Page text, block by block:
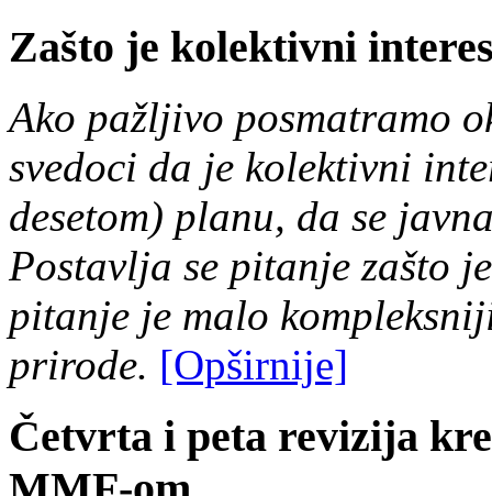
Zašto je kolektivni
Ako pažljivo posmatramo
svedoci da je kolektivni
desetom) planu, da se
Postavlja se pitanje zašto
pitanje je malo
prirode. [Opširnije]
Četvrta i peta revizija